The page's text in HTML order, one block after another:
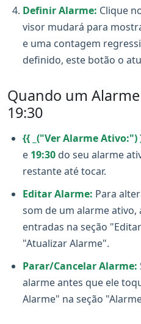
Definir Alarme: Clique
visor mudará para
e uma contagem
definido, este botão o
Quando um
19:30
{{ _("Ver Alarme Ativo:")
e 19:30 do seu alarme
restante até tocar.
Editar Alarme: Para
som de um alarme ativo,
entradas na seção
"Atualizar Alarme".
Parar/Cancelar Alarme:
alarme antes que ele
Alarme" na seção